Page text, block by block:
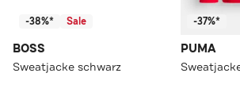
-38%* Sale
BOSS
Sweatjacke schwarz
-37%*
PUMA